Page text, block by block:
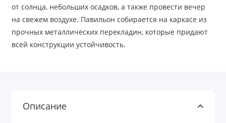
от солнца, небольших осадков, а также провести вечер
на свежем воздухе. Павильон собирается на каркасе из
прочных металлических перекладин, которые придают
всей конструкции устойчивость.
Описание